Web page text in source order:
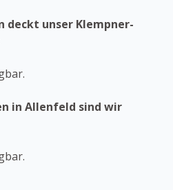
deckt unser Klempner-
in Allenfeld sind wir